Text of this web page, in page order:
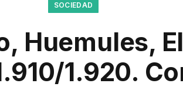
SOCIEDAD
Huemules,
1.920.